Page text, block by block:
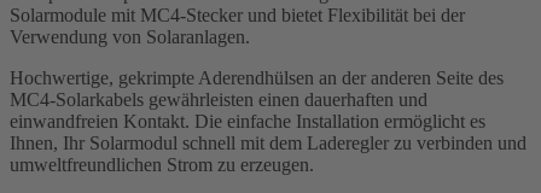
Solarmodule mit MC4-Stecker und bietet Flexibilität bei der
Verwendung von Solaranlagen.
Hochwertige, gekrimpte Aderendhülsen an der anderen Seite des
MC4-Solarkabels gewährleisten einen dauerhaften und
einwandfreien Kontakt. Die einfache Installation ermöglicht es
Ihnen, Ihr Solarmodul schnell mit dem Laderegler zu verbinden und
umweltfreundlichen Strom zu erzeugen.